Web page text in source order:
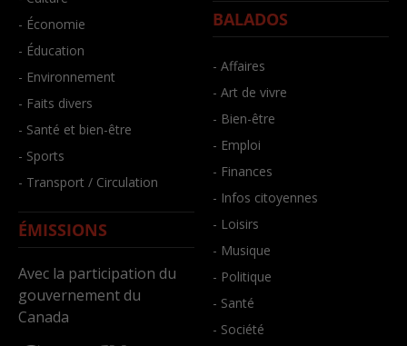
- Économie
- Éducation
- Environnement
- Faits divers
- Santé et bien-être
- Sports
- Transport / Circulation
ÉMISSIONS
Avec la participation du
gouvernement du
Canada
BALADOS
- Affaires
- Art de vivre
- Bien-être
- Emploi
- Finances
- Infos citoyennes
- Loisirs
- Musique
- Politique
- Santé
- Société